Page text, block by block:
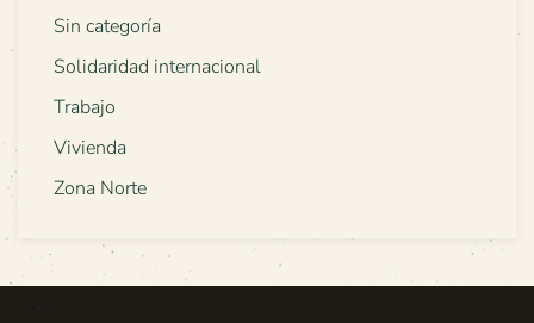
Sin categoría
Solidaridad internacional
Trabajo
Vivienda
Zona Norte